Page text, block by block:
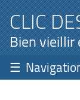
CLIC
Bien vieillir